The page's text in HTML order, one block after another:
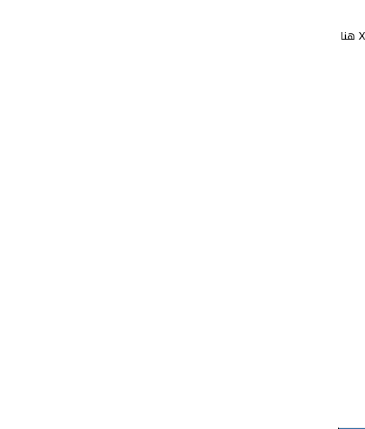
ويعود تسميته بهذا الاسم أيفون X لأن هذا الهاتف يصادف الذكرى العاشرة لإنشاء سلسلة هواتف أيفون وحرف X هنا